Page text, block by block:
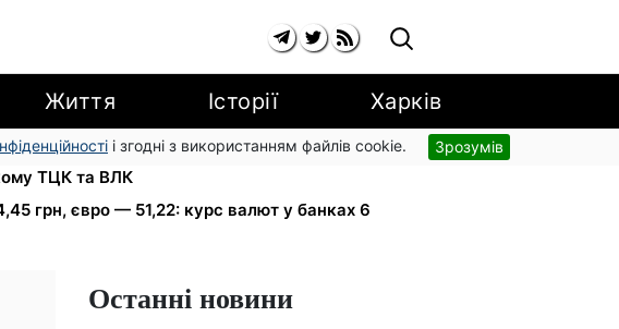
Життя Історії Харків
і згодні з використанням файлів cookie. Зрозумів
500 виїхали одразу: обшуки у
ТЦК та ВЛК
грн, євро — 51,22: курс валют у банках 6
Останні новини